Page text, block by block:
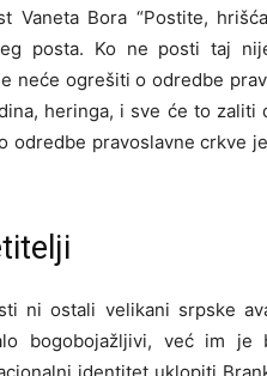
Vaneta Bora “Postite,
posta. Ko ne posti taj
neće ogrešiti o odredbe
heringa, i sve će to zaliti
odredbe pravoslavne crkve
ni ostali velikani srpske
bogobojažljivi, već im je